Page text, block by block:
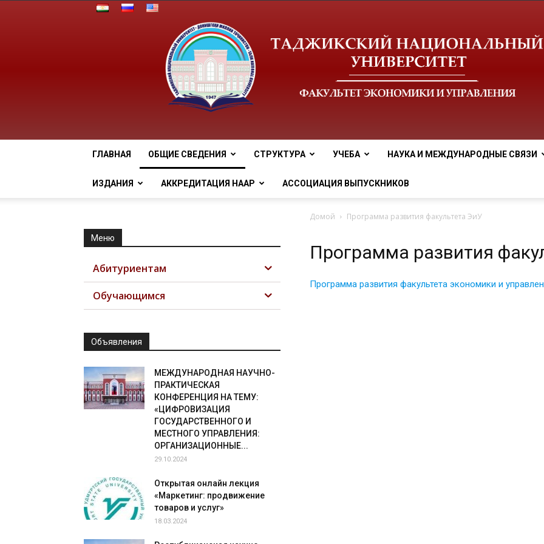
tnu
ГЛАВНАЯ ОБЩИЕ СВЕДЕНИЯ СТРУКТУРА УЧЕБА НАУКА И МЕЖДУНАРОДНЫЕ СВЯЗИ
ИЗДАНИЯ АККРЕДИТАЦИЯ НААР АССОЦИАЦИЯ ВЫПУСКНИКОВ
Домой Программа развития факультета ЭиУ
Программа развития
Программа развития факультета экономики и
Меню
Абитуриентам
Обучающимся
Объявления
МЕЖДУНАРОДНАЯ НАУЧНО-
ПРАКТИЧЕСКАЯ
КОНФЕРЕНЦИЯ НА ТЕМУ:
«ЦИФРОВИЗАЦИЯ
ГОСУДАРСТВЕННОГО И
МЕСТНОГО УПРАВЛЕНИЯ:
ОРГАНИЗАЦИОННЫЕ...
29.10.2024
Открытая онлайн лекция
«Маркетинг: продвижение
товаров и услуг»
18.03.2024